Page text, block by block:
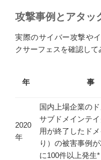
攻撃事例とアタッ
実際のサイバー攻撃や
クサーフェスを確認して
年 事
2020
年
国内上場企業の
サブドメインテ
用が終了したド
り）の被害事例
に100件以上発生*